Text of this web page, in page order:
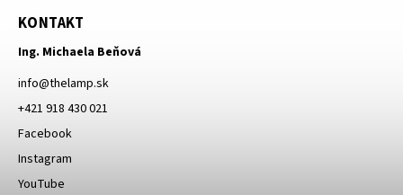
KONTAKT
Ing. Michaela Beňová
info@thelamp.sk
+421 918 430 021
Facebook
Instagram
YouTube